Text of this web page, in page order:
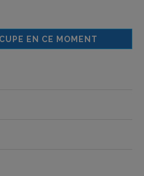
EN CE MOMENT